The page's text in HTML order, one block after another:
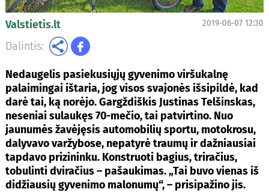
Valstietis.lt 2019-06-07 12:30
Dalintis:
Nedaugelis pasiekusiųjų gyvenimo viršukalnę
palaimingai ištaria, jog visos svajonės išsipildė, kad
darė tai, ką norėjo. Gargždiškis Justinas Telšinskas,
neseniai sulaukęs 70-mečio, tai patvirtino. Nuo
jaunumės žavėjęsis automobilių sportu, motokrosu,
dalyvavo varžybose, nepatyrė traumų ir dažniausiai
tapdavo prizininku. Konstruoti bagius, triračius,
tobulinti dviračius – pašaukimas. „Tai buvo vienas iš
didžiausių gyvenimo malonumų“, – prisipažino jis.